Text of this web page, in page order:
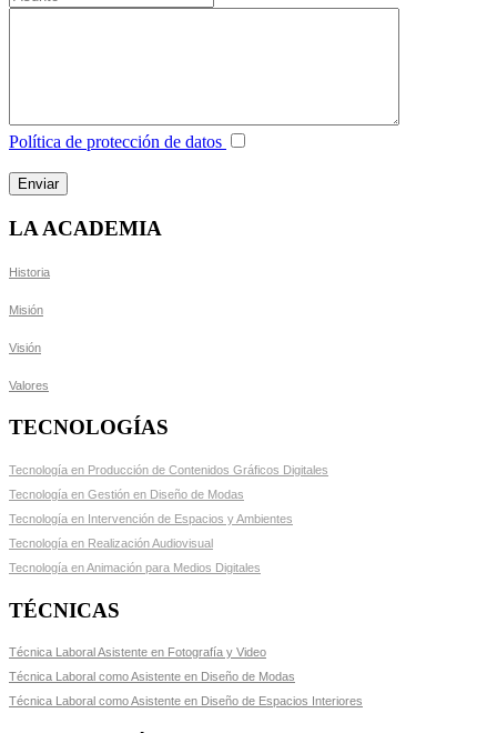
Política de protección de datos
LA ACADEMIA
Historia
Misión
Visión
Valores
TECNOLOGÍAS
Tecnología en Producción de Contenidos Gráficos Digitales
Tecnología en Gestión en Diseño de Modas
Tecnología en Intervención de Espacios y Ambientes
Tecnología en Realización Audiovisual
Tecnología en Animación para Medios Digitales
TÉCNICAS
Técnica Laboral Asistente en Fotografía y Video
Técnica Laboral como Asistente en Diseño de Modas
Técnica Laboral como Asistente en Diseño de Espacios Interiores